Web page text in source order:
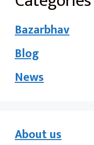
Bazarbhav
Blog
News
About us